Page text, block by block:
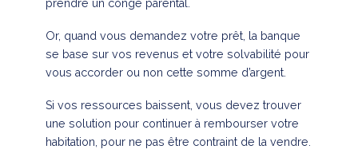
prendre un congé parental.
Or, quand vous demandez votre prêt, la banque
se base sur vos revenus et votre solvabilité pour
vous accorder ou non cette somme d’argent.
Si vos ressources baissent, vous devez trouver
une solution pour continuer à rembourser votre
habitation, pour ne pas être contraint de la vendre.